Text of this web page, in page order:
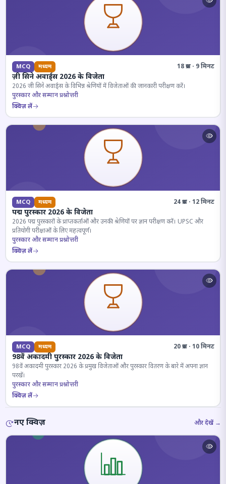
MCQ मध्यम 18 प्रश्न · 9 मिनट
ज़ी सिने अवार्ड्स 2026 के विजेता
2026 जी सिने अवार्ड्स के विभिन्न श्रेणियों में विजेताओं की जानकारी परीक्षण करें।
पुरस्कार और सम्मान प्रश्नोत्तरी
क्विज़ लें
MCQ मध्यम 24 प्रश्न · 12 मिनट
पद्म पुरस्कार 2026 के विजेता
2026 पद्म पुरस्कारों के प्राप्तकर्ताओं और उनकी श्रेणियों पर ज्ञान परीक्षण करें। UPSC और
प्रतियोगी परीक्षाओं के लिए महत्वपूर्ण।
पुरस्कार और सम्मान प्रश्नोत्तरी
क्विज़ लें
MCQ मध्यम 20 प्रश्न · 10 मिनट
98वें अकादमी पुरस्कार 2026 के विजेता
98वें अकादमी पुरस्कार 2026 के प्रमुख विजेताओं और पुरस्कार वितरण के बारे में अपना ज्ञान
परखें।
पुरस्कार और सम्मान प्रश्नोत्तरी
क्विज़ लें
नए क्विज़ और देखें →